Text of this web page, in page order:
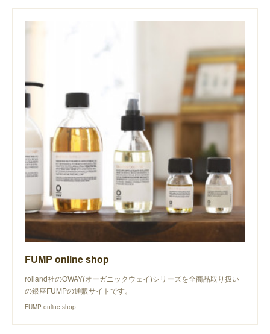
FUMP online shop
rolland社のOWAY(オーガニックウェイ)シリーズを全商品取り扱い
の銀座FUMPの通販サイトです。
FUMP online shop